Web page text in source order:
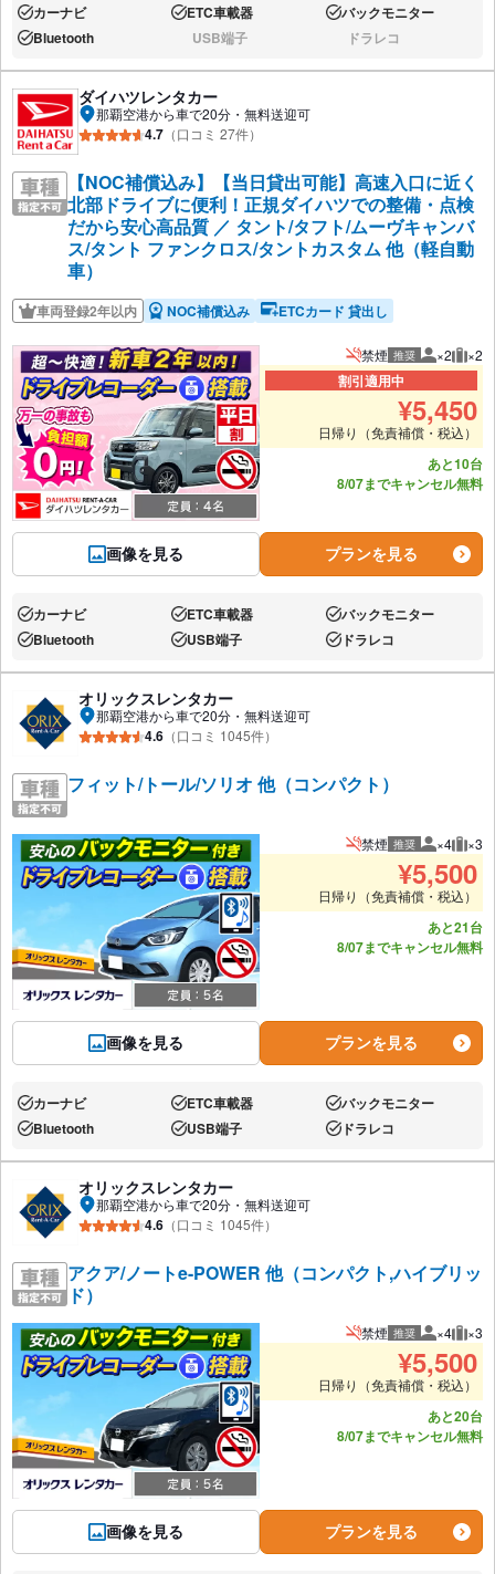
あり:カーナビ あり:ETC車載器 あり:バックモニター
あり:Bluetooth なし:USB端子 なし:ドラレコ
ダイハツレンタカー
那覇空港から車で20分・無料送迎可
4.7 （口コミ 27件）
【NOC補償込み】【当日貸出可能】高速入口に近く
北部ドライブに便利！正規ダイハツでの整備・点検
だから安心高品質 ／ タント/タフト/ムーヴキャンバ
ス/タント ファンクロス/タントカスタム 他（軽自動
車）
車両登録2年以内 NOC補償込み ETCカード 貸出し
画像を見る
禁煙 推奨 推奨人数
×2 推
×2
割引適用中
¥5,450
日帰り（免責補償・税込）
あと10台
8/07までキャンセル無料
プランを見る
あり:カーナビ あり:ETC車載器 あり:バックモニター
あり:Bluetooth あり:USB端子 あり:ドラレコ
オリックスレンタカー
那覇空港から車で20分・無料送迎可
4.6 （口コミ 1045件）
フィット/トール/ソリオ 他（コンパクト）
画像を見る
禁煙 推奨 推奨人数
×4 推
×3
¥5,500
日帰り（免責補償・税込）
あと21台
8/07までキャンセル無料
プランを見る
あり:カーナビ あり:ETC車載器 あり:バックモニター
あり:Bluetooth あり:USB端子 あり:ドラレコ
オリックスレンタカー
那覇空港から車で20分・無料送迎可
4.6 （口コミ 1045件）
アクア/ノートe-POWER 他（コンパクト,ハイブリッ
ド）
画像を見る
禁煙 推奨 推奨人数
×4 推
×3
¥5,500
日帰り（免責補償・税込）
あと20台
8/07までキャンセル無料
プランを見る